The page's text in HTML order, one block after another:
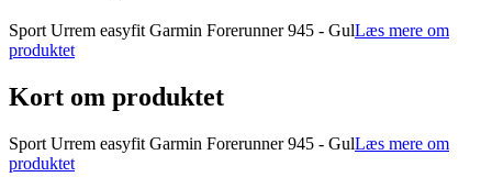
Sport Urrem easyfit Garmin Forerunner 945 - GulLæs mere om
produktet
Kort om produktet
Sport Urrem easyfit Garmin Forerunner 945 - GulLæs mere om
produktet